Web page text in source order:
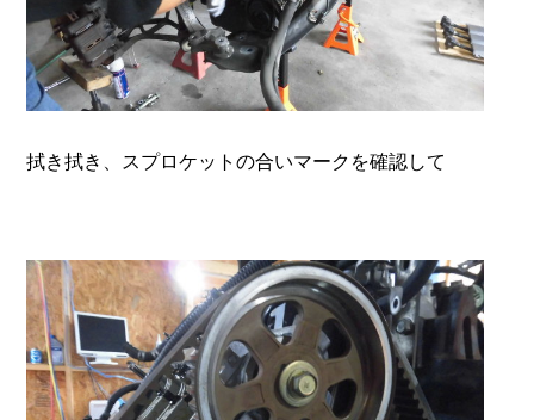
拭き拭き、スプロケットの合いマークを確認して